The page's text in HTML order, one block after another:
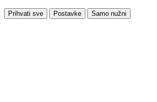
Prihvati sve Postavke Samo nužni